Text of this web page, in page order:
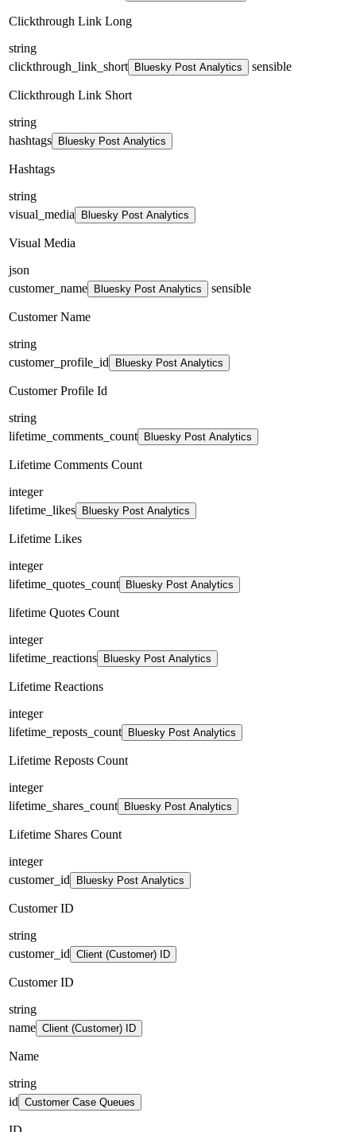
Clickthrough Link Long
string
clickthrough_link_short
Bluesky Post Analytics sensible
Clickthrough Link Short
string
hashtags
Bluesky Post Analytics
Hashtags
string
visual_media
Bluesky Post Analytics
Visual Media
json
customer_name
Bluesky Post Analytics sensible
Customer Name
string
customer_profile_id
Bluesky Post Analytics
Customer Profile Id
string
lifetime_comments_count
Bluesky Post Analytics
Lifetime Comments Count
integer
lifetime_likes
Bluesky Post Analytics
Lifetime Likes
integer
lifetime_quotes_count
Bluesky Post Analytics
lifetime Quotes Count
integer
lifetime_reactions
Bluesky Post Analytics
Lifetime Reactions
integer
lifetime_reposts_count
Bluesky Post Analytics
Lifetime Reposts Count
integer
lifetime_shares_count
Bluesky Post Analytics
Lifetime Shares Count
integer
customer_id
Bluesky Post Analytics
Customer ID
string
customer_id Client (Customer) ID
Customer ID
string
name Client (Customer) ID
Name
string
id Customer Case Queues